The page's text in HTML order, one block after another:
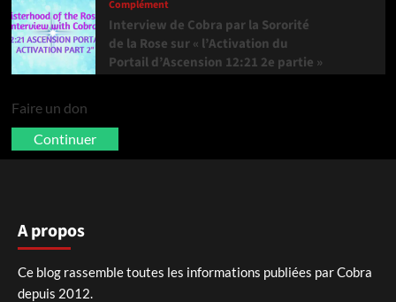
Complément
Interview de Cobra par la Sororité
de la Rose sur « l’Activation du
Portail d’Ascension 12:21 2e partie »
Faire un don
Continuer
A propos
Ce blog rassemble toutes les informations publiées par Cobra
depuis 2012.